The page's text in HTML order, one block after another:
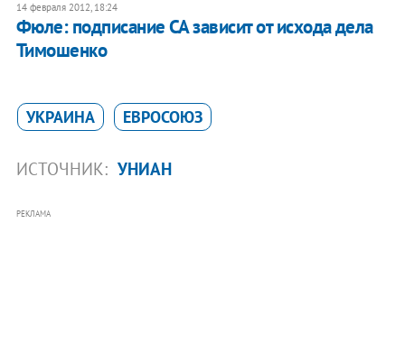
14 февраля 2012, 18:24
Фюле: подписание СА зависит от исхода дела
Тимошенко
УКРАИНА ЕВРОСОЮЗ
ИСТОЧНИК: УНИАН
РЕКЛАМА